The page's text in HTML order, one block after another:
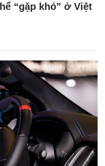
“gặp khó” ở Việt